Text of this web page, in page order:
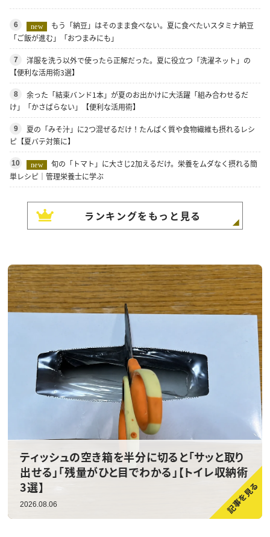
6 new
もう「納豆」はそのまま食べない。夏に食べたいスタミナ納豆
「ご飯が進む」「おつまみにも」
7
洋服を洗う以外で使ったら正解だった。夏に役立つ「洗濯ネット」の
【便利な活用術3選】
8
余った「結束バンド1本」が夏のお出かけに大活躍「組み合わせるだ
け」「かさばらない」【便利な活用術】
9
夏の「みそ汁」に2つ混ぜるだけ！たんぱく質や食物繊維も摂れるレシ
ピ【夏バテ対策に】
10 new
旬の「トマト」に大さじ2加えるだけ。栄養をムダなく摂れる簡
単レシピ｜管理栄養士に学ぶ
ランキングをもっと見る
ティッシュの空き箱を半分に切ると「サッと取り
出せる」「残量がひと目でわかる」【トイレ収納術
3選】
2026.08.06